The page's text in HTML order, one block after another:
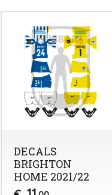
DECALS
BRIGHTON
HOME 2021/22